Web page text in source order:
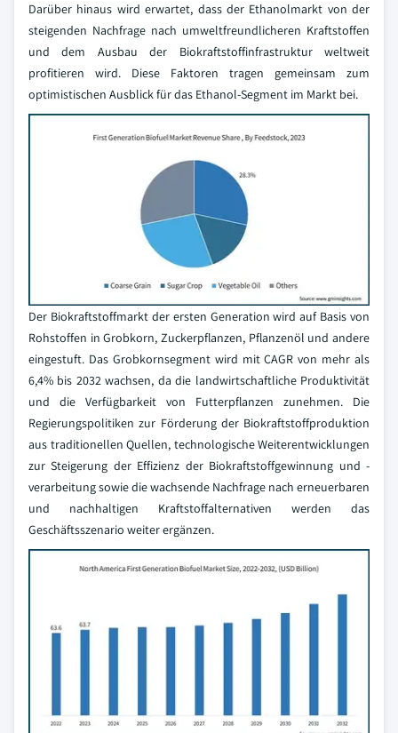
Darüber hinaus wird erwartet, dass der Ethanolmarkt von der
steigenden Nachfrage nach umweltfreundlicheren Kraftstoffen
und dem Ausbau der Biokraftstoffinfrastruktur weltweit
profitieren wird. Diese Faktoren tragen gemeinsam zum
optimistischen Ausblick für das Ethanol-Segment im Markt bei.
Der Biokraftstoffmarkt der ersten Generation wird auf Basis von
Rohstoffen in Grobkorn, Zuckerpflanzen, Pflanzenöl und andere
eingestuft. Das Grobkornsegment wird mit CAGR von mehr als
6,4% bis 2032 wachsen, da die landwirtschaftliche Produktivität
und die Verfügbarkeit von Futterpflanzen zunehmen. Die
Regierungspolitiken zur Förderung der Biokraftstoffproduktion
aus traditionellen Quellen, technologische Weiterentwicklungen
zur Steigerung der Effizienz der Biokraftstoffgewinnung und -
verarbeitung sowie die wachsende Nachfrage nach erneuerbaren
und nachhaltigen Kraftstoffalternativen werden das
Geschäftsszenario weiter ergänzen.